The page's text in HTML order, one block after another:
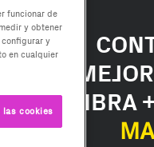
FIBRA
funcionar de
y obtener
y
en cualquier
cookies